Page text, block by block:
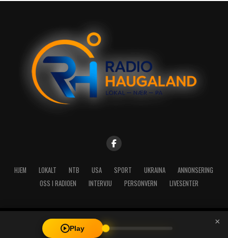
HJEM LOKALT NTB USA SPORT UKRAINA
ANNONSERING
OSS I RADIOEN
INTERVJU PERSONVERN LIVESENTER
Copyright © 2026 A-Media AS | Radio Haugaland - Haraldsgata 114,
5527 Haugesund - Mail: post@radioh.no - Telefon: 52717273
Play
×